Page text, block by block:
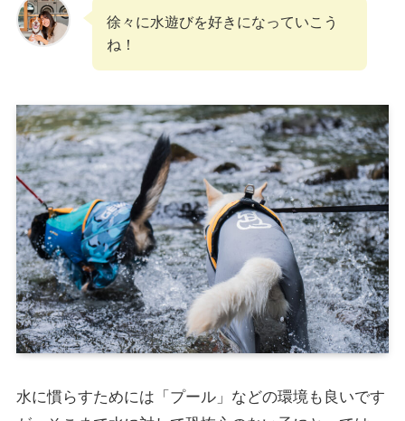
徐々に水遊びを好きになっていこう
ね！
水に慣らすためには「プール」などの環境も良いです